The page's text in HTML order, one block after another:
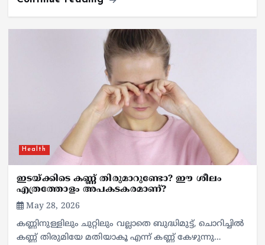
Health
ഇടയ്ക്കിടെ കണ്ണ് തിരുമാറുണ്ടോ? ഈ ശീലം
എത്രത്തോളം അപകടകരമാണ്?
May 28, 2026
കണ്ണിനുള്ളിലും ചുറ്റിലും വല്ലാതെ ബുദ്ധിമുട്ട്, ചൊറിച്ചില്‍
കണ്ണ് തിരുമിയേ മതിയാകൂ എന്ന് കണ്ണ് കേഴുന്നു…